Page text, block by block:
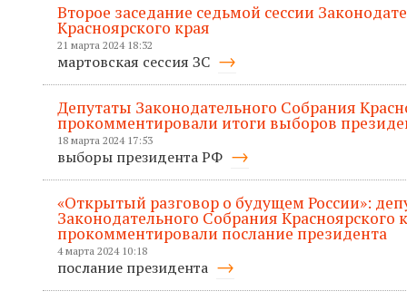
Второе заседание седьмой сессии
Красноярского края
21 марта 2024 18:32
мартовская сессия ЗС
Депутаты Законодательного Собрания
прокомментировали итоги выборов
18 марта 2024 17:53
выборы президента РФ
«Открытый разговор о будущем России»:
Законодательного Собрания Красноярского
прокомментировали послание президента
4 марта 2024 10:18
послание президента